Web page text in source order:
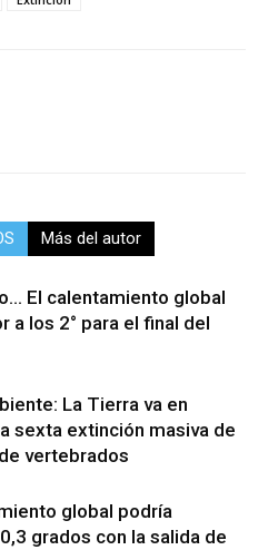
Más del autor
El calentamiento global
a los 2° para el final del
La Tierra va en
sexta extinción masiva de
vertebrados
global podría
grados con la salida de